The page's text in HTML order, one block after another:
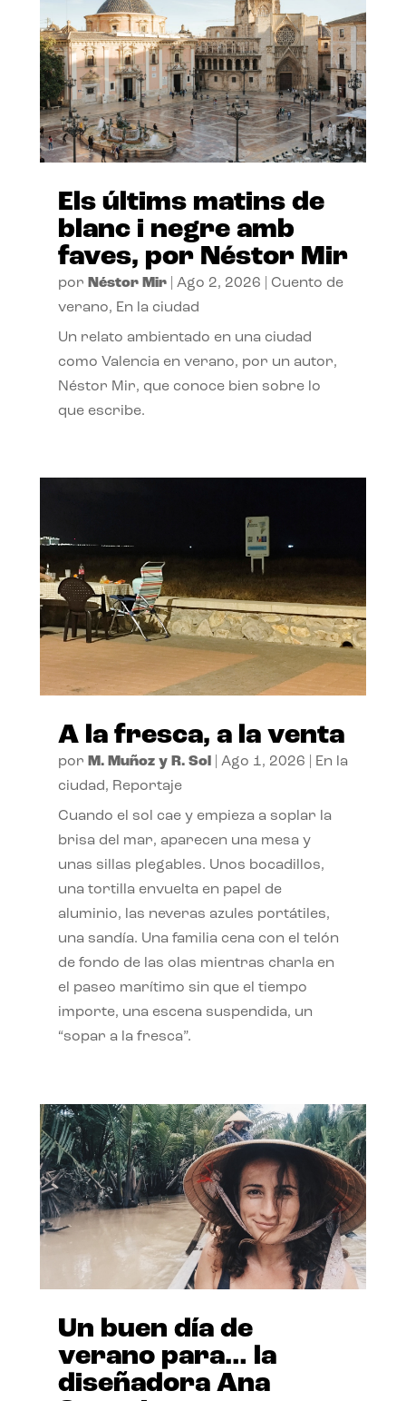
Els últims matins de
blanc i negre amb
faves, por Néstor Mir
por Néstor Mir| Ago 2, 2026
Cuento de
verano, En la ciudad
Un relato ambientado en una ciudad
como Valencia en verano, por un autor,
Néstor Mir, que conoce bien sobre lo
que escribe.
A la fresca, a la venta
por M. Muñoz y R. Sol| Ago 1, 2026
En la
ciudad, Reportaje
Cuando el sol cae y empieza a soplar la
brisa del mar, aparecen una mesa y
unas sillas plegables. Unos bocadillos,
una tortilla envuelta en papel de
aluminio, las neveras azules portátiles,
una sandía. Una familia cena con el telón
de fondo de las olas mientras charla en
el paseo marítimo sin que el tiempo
importe, una escena suspendida, un
“sopar a la fresca”.
Un buen día de
verano para… la
diseñadora Ana